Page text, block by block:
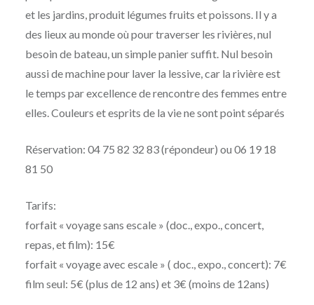
et les jardins, produit légumes fruits et poissons. Il y a
des lieux au monde où pour traverser les rivières, nul
besoin de bateau, un simple panier suffit. Nul besoin
aussi de machine pour laver la lessive, car la rivière est
le temps par excellence de rencontre des femmes entre
elles. Couleurs et esprits de la vie ne sont point séparés
Réservation: 04 75 82 32 83 (répondeur) ou 06 19 18
81 50
Tarifs:
forfait « voyage sans escale » (doc., expo., concert,
repas, et film): 15€
forfait « voyage avec escale » ( doc., expo., concert): 7€
film seul: 5€ (plus de 12 ans) et 3€ (moins de 12ans)